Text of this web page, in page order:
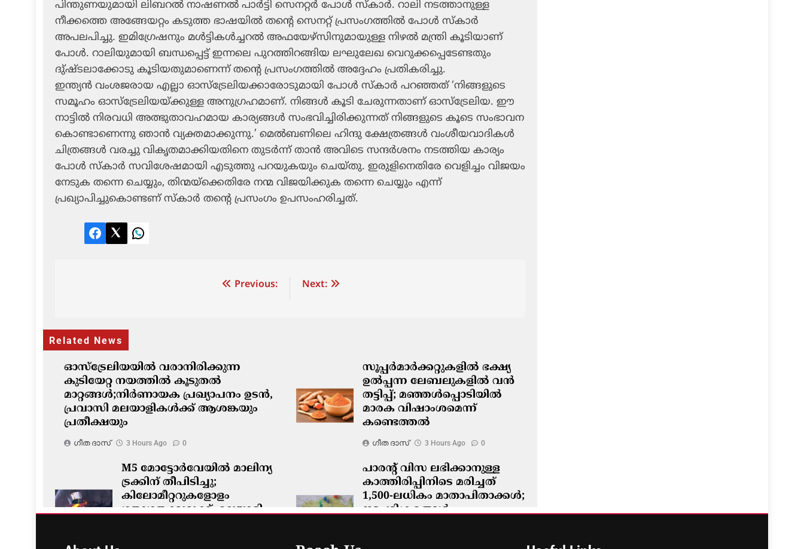
പിന്തുണയുമായി ലിബറല്‍ നാഷണല്‍ പാര്‍ട്ടി സെനറ്റര്‍ പോള്‍ സ്‌കാര്‍. റാലി നടത്താനുള്ള
നീക്കത്തെ അങ്ങേയറ്റം കടുത്ത ഭാഷയില്‍ തന്റെ സെനറ്റ് പ്രസംഗത്തില്‍ പോള്‍ സ്‌കാര്‍
അപലപിച്ചു. ഇമിഗ്രേഷനും മള്‍ട്ടികള്‍ച്ചറല്‍ അഫയേഴ്‌സിനുമായുള്ള നിഴല്‍ മന്ത്രി കൂടിയാണ്
പോള്‍. റാലിയുമായി ബന്ധപ്പെട്ട് ഇന്നലെ പുറത്തിറങ്ങിയ ലഘുലേഖ വെറുക്കപ്പെടേണ്ടതും
ദു്ഷ്ടലാക്കോടു കൂടിയതുമാണെന്ന് തന്റെ പ്രസംഗത്തില്‍ അദ്ദേഹം പ്രതികരിച്ചു.
ഇന്ത്യന്‍ വംശജരായ എല്ലാ ഓസ്‌ട്രേലിയക്കാരോടുമായി പോള്‍ സ്‌കാര്‍ പറഞ്ഞത് ‘നിങ്ങളുടെ
സമൂഹം ഓസ്‌ട്രേലിയയ്ക്കുള്ള അനുഗ്രഹമാണ്. നിങ്ങള്‍ കൂടി ചേരുന്നതാണ് ഓസ്ട്രേലിയ. ഈ
നാട്ടില്‍ നിരവധി അത്ഭുതാവഹമായ കാര്യങ്ങള്‍ സംഭവിച്ചിരിക്കുന്നത് നിങ്ങളുടെ കൂടെ സംഭാവന
കൊണ്ടാണെന്നു ഞാന്‍ വ്യക്തമാക്കുന്നു.’ മെല്‍ബണിലെ ഹിന്ദു ക്ഷേത്രങ്ങള്‍ വംശീയവാദികള്‍
ചിത്രങ്ങള്‍ വരച്ചു വികൃതമാക്കിയതിനെ തുടര്‍ന്ന് താന്‍ അവിടെ സന്ദര്‍ശനം നടത്തിയ കാര്യം
പോള്‍ സ്‌കാര്‍ സവിശേഷമായി എടുത്തു പറയുകയും ചെയ്തു. ഇരുളിനെതിരേ വെളിച്ചം വിജയം
നേടുക തന്നെ ചെയ്യും, തിന്മയ്‌ക്കെതിരേ നന്മ വിജയിക്കുക തന്നെ ചെയ്യും എന്ന്
പ്രഖ്യാപിച്ചുകൊണ്ടണ് സ്‌കാര്‍ തന്റെ പ്രസംഗം ഉപസംഹരിച്ചത്.
Facebook
TwitterLinkedIn
Previous: Next:
Related News
ഓസ്‌ട്രേലിയയിൽ വരാനിരിക്കുന്ന
കുടിയേറ്റ നയത്തിൽ കൂടുതൽ
മാറ്റങ്ങൾ;നിർണായക പ്രഖ്യാപനം ഉടൻ,
പ്രവാസി മലയാളികൾക്ക് ആശങ്കയും
പ്രതീക്ഷയും
ഗീത ദാസ്‌ 3 Hours Ago 0
സൂപ്പർമാർക്കറ്റുകളിൽ ഭക്ഷ്യ
ഉൽപ്പന്ന ലേബലുകളിൽ വൻ
തട്ടിപ്പ്; മഞ്ഞൾപ്പൊടിയിൽ
മാരക വിഷാംശമെന്ന്
കണ്ടെത്തൽ
ഗീത ദാസ്‌ 3 Hours Ago 0
M5 മോട്ടോർവേയിൽ മാലിന്യ
ട്രക്കിന് തീപിടിച്ചു;
കിലോമീറ്ററുകളോളം
ഗതാഗതക്കുരുക്ക്, മലയാളി
പാരന്റ് വിസ ലഭിക്കാനുള്ള
കാത്തിരിപ്പിനിടെ മരിച്ചത്
1,500-ലധികം മാതാപിതാക്കൾ;
നടപടിക്രമങ്ങൾ